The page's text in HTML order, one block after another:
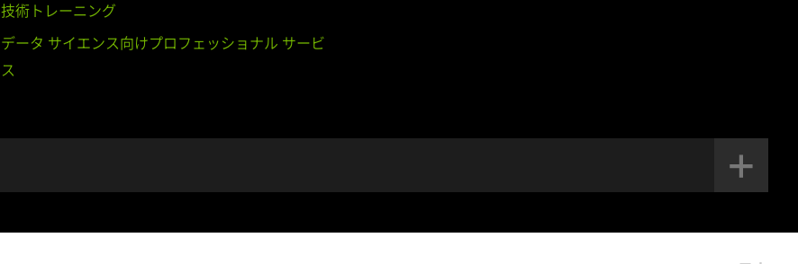
技術トレーニング
データ サイエンス向けプロフェッショナル サービ
ス